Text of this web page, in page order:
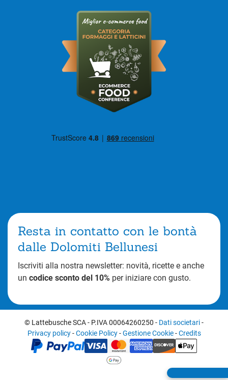
Resta in contatto con le bontà
dalle Dolomiti Bellunesi
Iscriviti alla nostra newsletter: novità, ricette e anche
un codice sconto del 10% per iniziare con gusto.
© Lattebusche SCA- P.IVA 00064260250 - Dati societari-
Privacy policy-Cookie Policy-Gestione Cookie-Credits